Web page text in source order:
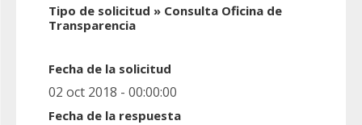
Tipo de solicitud » Consulta Oficina de
Transparencia
Fecha de la solicitud
02 oct 2018 - 00:00:00
Fecha de la respuesta